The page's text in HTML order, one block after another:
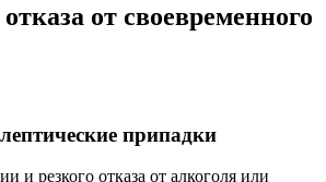
от своевременного
припадки
и резкого отказа от алкоголя или